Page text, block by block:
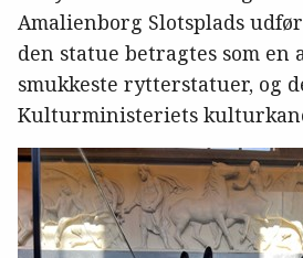
Amalienborg Slotsplads
den statue betragtes som en
smukkeste rytterstatuer, og
Kulturministeriets